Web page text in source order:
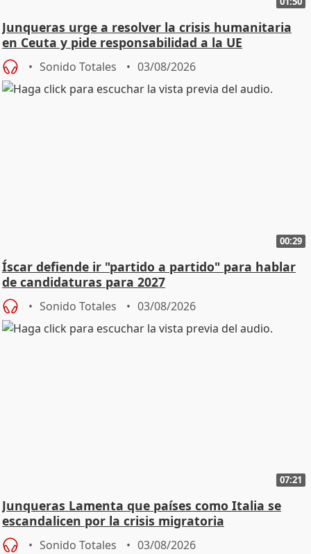
Junqueras urge a resolver la crisis humanitaria
en Ceuta y pide responsabilidad a la UE
Sonido Totales 03/08/2026
00:29
Íscar defiende ir "partido a partido" para hablar
de candidaturas para 2027
Sonido Totales 03/08/2026
07:21
Junqueras Lamenta que países como Italia se
escandalicen por la crisis migratoria
Sonido Totales 03/08/2026